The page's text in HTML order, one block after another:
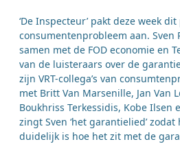
‘De Inspecteur’ pakt deze week
consumentenprobleem aan. Sven
samen met de FOD economie en
van de luisteraars over de
zijn VRT-collega’s van
met Britt Van Marsenille, Jan Van
Boukhriss Terkessidis, Kobe Ilsen
zingt Sven ‘het garantielied’
duidelijk is hoe het zit met de